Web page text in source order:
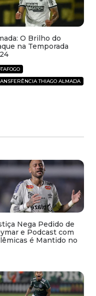
O Brilho do
na Temporada
THIAGO ALMADA
Nega Pedido de
e Podcast com
é Mantido no